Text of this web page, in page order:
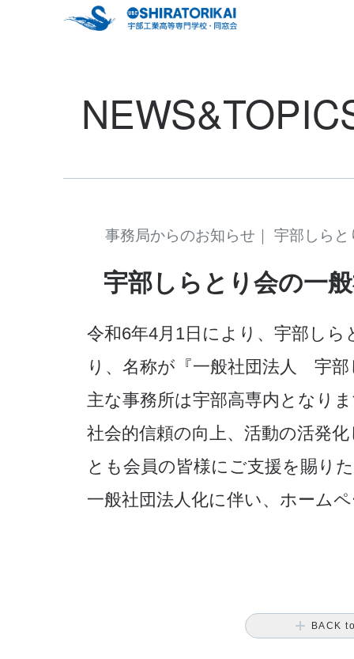
事務局からのお知らせ｜ 宇部しら
宇部しらとり会の一
令和6年4月1日により、宇部し
り、名称が『一般社団法人 宇
主な事務所は宇部高専内となり
社会的信頼の向上、活動の活発
とも会員の皆様にご支援を賜り
一般社団法人化に伴い、ホーム